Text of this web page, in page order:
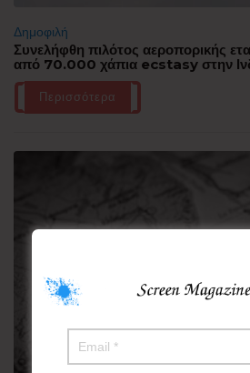
Δημοφιλή
Συνελήφθη πιλότος αεροπορικής
από 70.000 χάπια ecstasy στην
Περισσότερα